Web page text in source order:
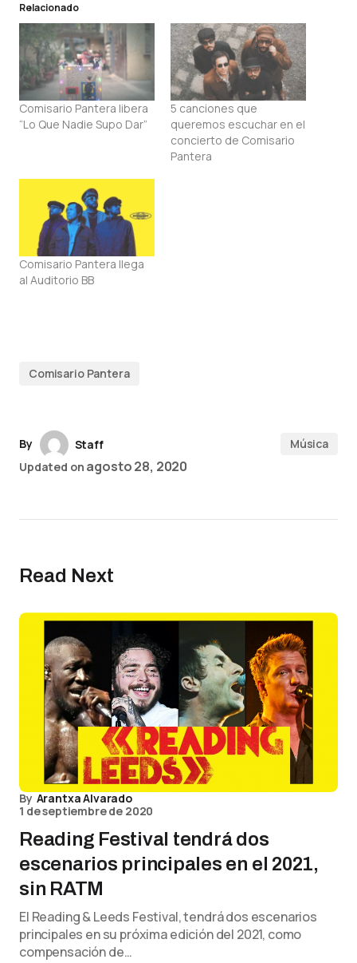
Relacionado
Comisario Pantera libera
“Lo Que Nadie Supo Dar”
5 canciones que
queremos escuchar en el
concierto de Comisario
Pantera
Comisario Pantera llega
al Auditorio BB
Comisario Pantera
By
Staff
Updated on agosto 28, 2020
Música
Read Next
By Arantxa Alvarado
1 de septiembre de 2020
Reading Festival tendrá dos
escenarios principales en el 2021,
sin RATM
El Reading & Leeds Festival, tendrá dos escenarios
principales en su próxima edición del 2021, como
compensación de…